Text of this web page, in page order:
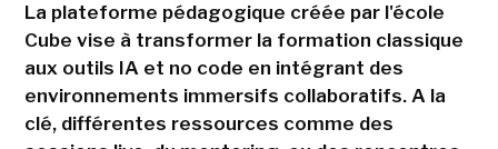
La plateforme pédagogique créée par l'école
Cube vise à transformer la formation classique
aux outils IA et no code en intégrant des
environnements immersifs collaboratifs. A la
clé, différentes ressources comme des